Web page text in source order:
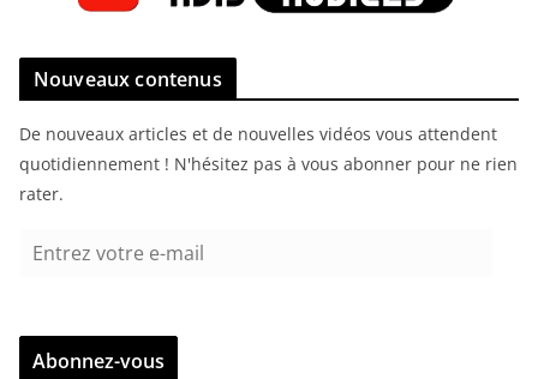
Nouveaux contenus
De nouveaux articles et de nouvelles vidéos vous attendent
quotidiennement ! N'hésitez pas à vous abonner pour ne rien
rater.
r
Abonnez-vous